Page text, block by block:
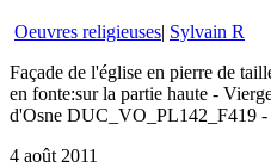
Oeuvres religieuses| Sylvain R
Façade de l'église en pierre de
en fonte:sur la partie haute -
d'Osne DUC_VO_PL142_F419 -
4 août 2011